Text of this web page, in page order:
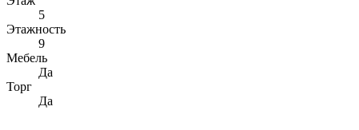
5
Этажность
9
Мебель
Да
Торг
Да